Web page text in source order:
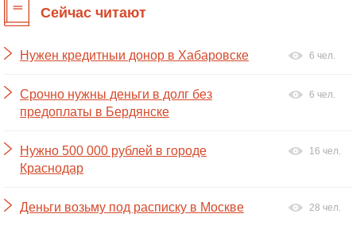
Сейчас читают
Нужен кредитныи донор в Хабаровске 6 чел.
Срочно нужны деньги в долг без
предоплаты в Бердянске
6 чел.
Нужно 500 000 рублей в городе
Краснодар
16 чел.
Деньги возьму под расписку в Москве 28 чел.